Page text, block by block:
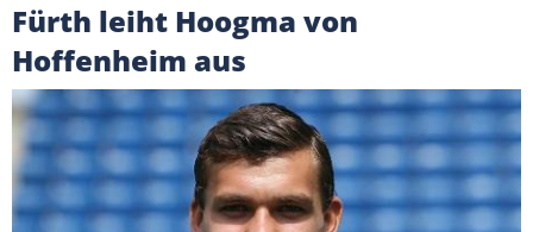
Fürth leiht Hoogma von
Hoffenheim aus